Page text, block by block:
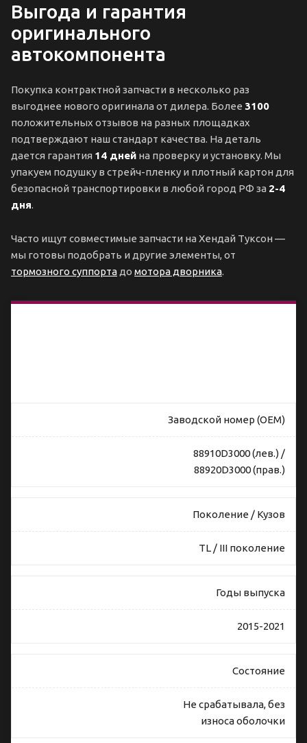
Выгода и гарантия
оригинального
автокомпонента
Покупка контрактной запчасти в несколько раз
выгоднее нового оригинала от дилера. Более 3100
положительных отзывов на разных площадках
подтверждают наш стандарт качества. На деталь
дается гарантия 14 дней на проверку и установку. Мы
упакуем подушку в стрейч-пленку и плотный картон для
безопасной транспортировки в любой город РФ за 2-4
дня.
Часто ищут совместимые запчасти на Хендай Туксон —
мы готовы подобрать и другие элементы, от
тормозного суппортадо мотора дворника.
Заводской номер (OEM)
88910D3000 (лев.) /
88920D3000 (прав.)
Поколение / Кузов
TL / III поколение
Годы выпуска
2015-2021
Состояние
Не срабатывала, без
износа оболочки